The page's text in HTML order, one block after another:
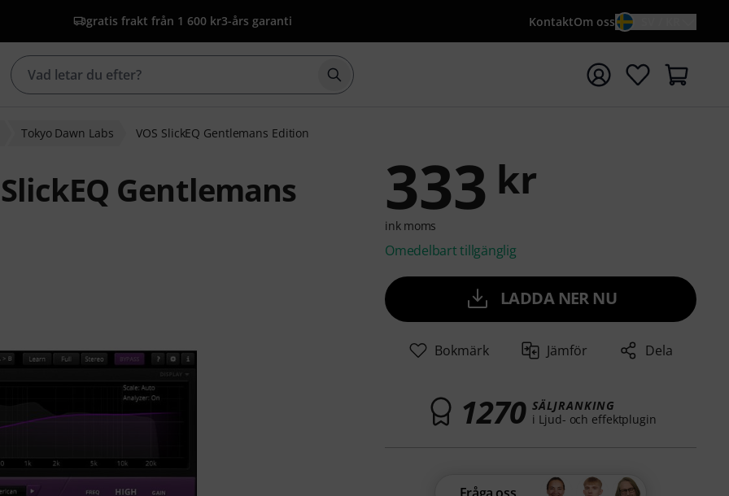
gratis frakt från 1 600 kr3-års garanti KontaktOm oss
Börja sökningen med söktermen {searchTerm}
Tokyo Dawn Labs VOS SlickEQ Gentlemans Edition
Gentlemans
333 kr
ink moms
Omedelbart tillgänglig
LADDA NER NU
Bokmärk Jämför Dela
1270 SÄLJRANKING
i Ljud- och effektplugin